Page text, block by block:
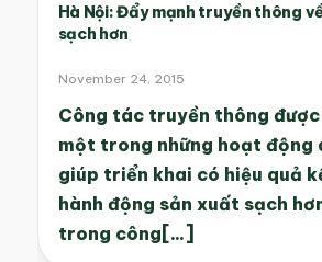
Hà Nội: Đẩy mạnh truyền thông
sạch hơn
November 24, 2015
Công tác truyền thông
một trong những hoạt động
giúp triển khai có hiệu quả
hành động sản xuất sạch
trong công[...]